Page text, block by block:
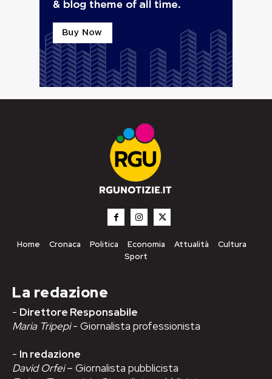
Home Cronaca Politica Economia Attualità
Cultura
Sport
La redazione
- Direttore Responsabile
Maria Tripepi- Giornalista professionista
- In redazione
David Orfei– Giornalista pubblicista